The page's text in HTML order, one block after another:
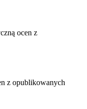
ocen z
z opublikowanych